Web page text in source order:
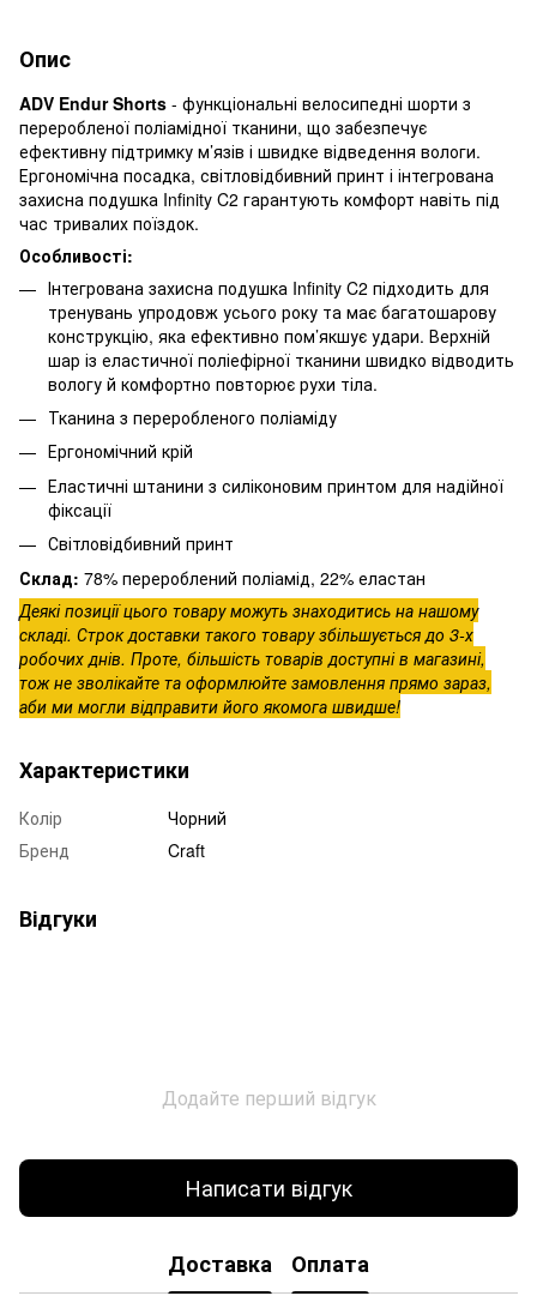
Опис
ADV Endur Shorts - функціональні велосипедні шорти з
переробленої поліамідної тканини, що забезпечує
ефективну підтримку м’язів і швидке відведення вологи.
Ергономічна посадка, світловідбивний принт і інтегрована
захисна подушка Infinity C2 гарантують комфорт навіть під
час тривалих поїздок.
Особливості:
Інтегрована захисна подушка Infinity C2 підходить для
тренувань упродовж усього року та має багатошарову
конструкцію, яка ефективно пом’якшує удари. Верхній
шар із еластичної поліефірної тканини швидко відводить
вологу й комфортно повторює рухи тіла.
Тканина з переробленого поліаміду
Ергономічний крій
Еластичні штанини з силіконовим принтом для надійної
фіксації
Світловідбивний принт
Склад: 78% перероблений поліамід, 22% еластан
Деякі позиції цього товару можуть знаходитись на нашому
складі. Строк доставки такого товару збільшується до 3-х
робочих днів. Проте, більшість товарів доступні в магазині,
тож не зволікайте та оформлюйте замовлення прямо зараз,
аби ми могли відправити його якомога швидше!
Характеристики
Колір
Чорний
Бренд
Craft
Відгуки
Додайте перший відгук
Написати відгук
Доставка Оплата